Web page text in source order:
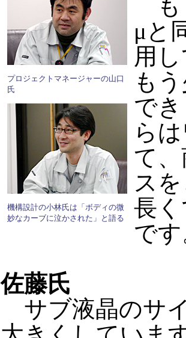
プロジェクトマネージャーの山口
氏
機構設計の小林氏は「ボディの微
妙なカーブに泣かされた」と語る
も
μと
用
も
で
ら
て
ス
長
で
佐藤氏
サブ液晶のサ